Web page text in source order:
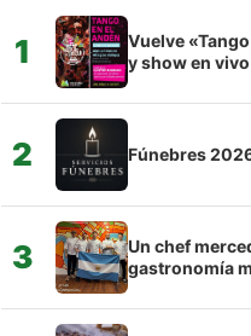
1
Vuelve
y show en vivo
2 Fúnebres
3
Un chef
gastronomía